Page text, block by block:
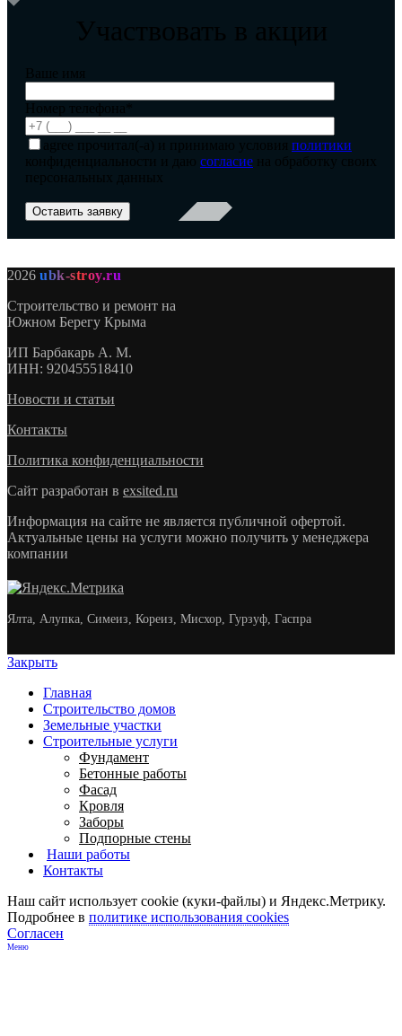
Меню
Участвовать в акции
Ваше имя
Номер телефона*
agree прочитал(-а) и принимаю условия политики
конфиденциальности и даю согласие на обработку своих
персональных данных
2026 ubk-stroy.ru
Строительство и ремонт на
Южном Берегу Крыма
ИП Барбакарь А. М.
ИНН: 920455518410
Новости и статьи
Контакты
Политика конфиденциальности
Сайт разработан в exsited.ru
Информация на сайте не является публичной офертой.
Актуальные цены на услуги можно получить у менеджера
компании
Ялта, Алупка, Симеиз, Кореиз, Мисхор, Гурзуф, Гаспра
Закрыть
Главная
Строительство домов
Земельные участки
Строительные услуги
Фундамент
Бетонные работы
Фасад
Кровля
Заборы
Подпорные стены
Наши работы
Контакты
Наш сайт использует cookie (куки-файлы) и Яндекс.Метрику.
Подробнее в политике использования cookies
Согласен